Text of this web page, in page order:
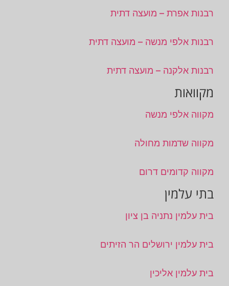
רבנות אפרת – מועצה דתית
רבנות אלפי מנשה – מועצה דתית
רבנות אלקנה – מועצה דתית
מקוואות
מקווה אלפי מנשה
מקווה שדמות מחולה
מקווה קדומים דרום
בתי עלמין
בית עלמין נתניה בן ציון
בית עלמין ירושלים הר הזיתים
בית עלמין אליכין